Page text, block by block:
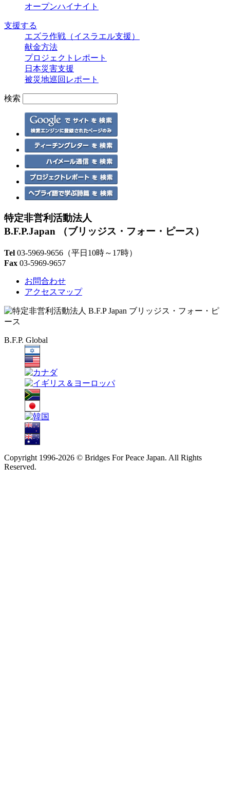
オープンハイナイト
支援する
エズラ作戦（イスラエル支援）
献金方法
プロジェクトレポート
日本災害支援
被災地巡回レポート
検索
特定非営利活動法人
B.F.P.Japan
（ブリッジス・フォー・ピース）
Tel 03-5969-9656 （平日10時～17時）
Fax 03-5969-9657
お問合わせ
アクセスマップ
B.F.P. Global
Copyright 1996-2026 © Bridges For Peace Japan. All Rights
Reserved.